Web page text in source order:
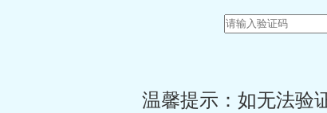
温馨提示：如无法验